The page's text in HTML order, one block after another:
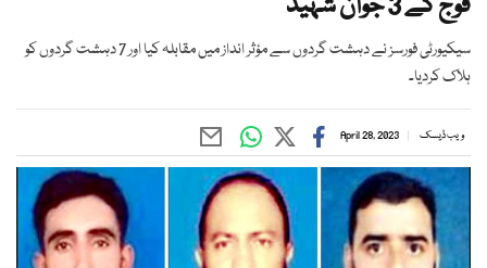
سیکیورٹی فورسز نے دہشت گردوں سے مؤثر انداز میں مقابلہ کیا اور 7 دہشت گردوں کو
ہلاک کردیا۔
ویب ڈیسک April 28, 2023